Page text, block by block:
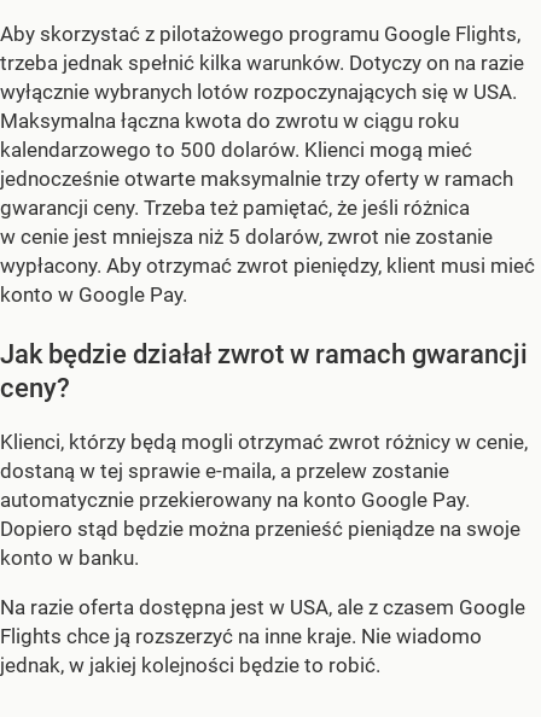
Aby skorzystać z pilotażowego programu Google Flights,
trzeba jednak spełnić kilka warunków. Dotyczy on na razie
wyłącznie wybranych lotów rozpoczynających się w USA.
Maksymalna łączna kwota do zwrotu w ciągu roku
kalendarzowego to 500 dolarów. Klienci mogą mieć
jednocześnie otwarte maksymalnie trzy oferty w ramach
gwarancji ceny. Trzeba też pamiętać, że jeśli różnica
w cenie jest mniejsza niż 5 dolarów, zwrot nie zostanie
wypłacony. Aby otrzymać zwrot pieniędzy, klient musi mieć
konto w Google Pay.
Jak będzie działał zwrot w ramach gwarancji
ceny?
Klienci, którzy będą mogli otrzymać zwrot różnicy w cenie,
dostaną w tej sprawie e-maila, a przelew zostanie
automatycznie przekierowany na konto Google Pay.
Dopiero stąd będzie można przenieść pieniądze na swoje
konto w banku.
Na razie oferta dostępna jest w USA, ale z czasem Google
Flights chce ją rozszerzyć na inne kraje. Nie wiadomo
jednak, w jakiej kolejności będzie to robić.